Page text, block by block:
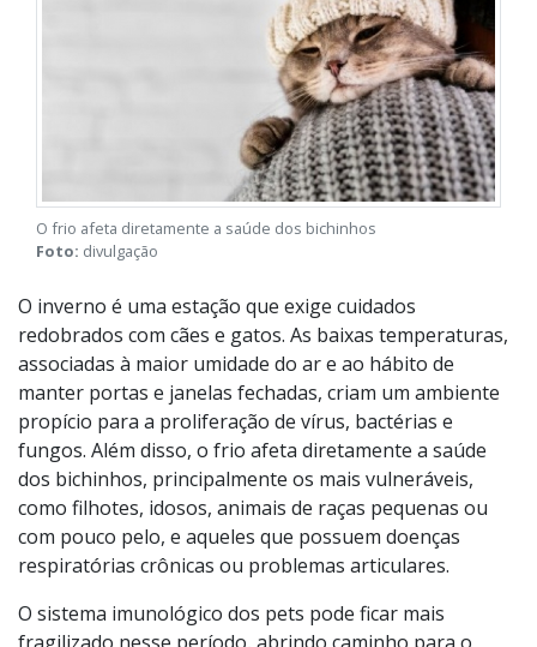
Foto:divulgação
O inverno é uma estação que exige cuidados
redobrados com cães e gatos. As baixas temperaturas,
associadas à maior umidade do ar e ao hábito de
manter portas e janelas fechadas, criam um ambiente
propício para a proliferação de vírus, bactérias e
fungos. Além disso, o frio afeta diretamente a saúde
dos bichinhos, principalmente os mais vulneráveis,
como filhotes, idosos, animais de raças pequenas ou
com pouco pelo, e aqueles que possuem doenças
respiratórias crônicas ou problemas articulares.